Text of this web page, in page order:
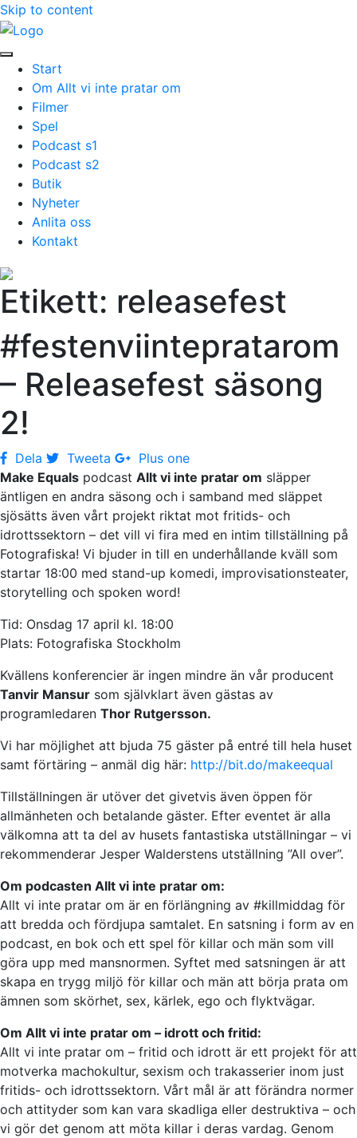
Skip to content
Start
Om Allt vi inte pratar om
Filmer
Spel
Podcast s1
Podcast s2
Butik
Nyheter
Anlita oss
Kontakt
Etikett: releasefest
#festenviintepratarom
– Releasefest säsong
2!
Dela Tweeta
Plus one
Make Equals podcast Allt vi inte pratar om släpper
äntligen en andra säsong och i samband med släppet
sjösätts även vårt projekt riktat mot fritids- och
idrottssektorn – det vill vi fira med en intim tillställning på
Fotografiska! Vi bjuder in till en underhållande kväll som
startar 18:00 med stand-up komedi, improvisationsteater,
storytelling och spoken word!
Tid: Onsdag 17 april kl. 18:00
Plats: Fotografiska Stockholm
Kvällens konferencier är ingen mindre än vår producent
Tanvir Mansur som självklart även gästas av
programledaren Thor Rutgersson.
Vi har möjlighet att bjuda 75 gäster på entré till hela huset
samt förtäring – anmäl dig här: http://bit.do/makeequal
Tillställningen är utöver det givetvis även öppen för
allmänheten och betalande gäster. Efter eventet är alla
välkomna att ta del av husets fantastiska utställningar – vi
rekommenderar Jesper Walderstens utställning ”All over”.
Om podcasten Allt vi inte pratar om:
Allt vi inte pratar om är en förlängning av #killmiddag för
att bredda och fördjupa samtalet. En satsning i form av en
podcast, en bok och ett spel för killar och män som vill
göra upp med mansnormen. Syftet med satsningen är att
skapa en trygg miljö för killar och män att börja prata om
ämnen som skörhet, sex, kärlek, ego och flyktvägar.
Om Allt vi inte pratar om – idrott och fritid:
Allt vi inte pratar om – fritid och idrott är ett projekt för att
motverka machokultur, sexism och trakasserier inom just
fritids- och idrottssektorn. Vårt mål är att förändra normer
och attityder som kan vara skadliga eller destruktiva – och
vi gör det genom att möta killar i deras vardag. Genom